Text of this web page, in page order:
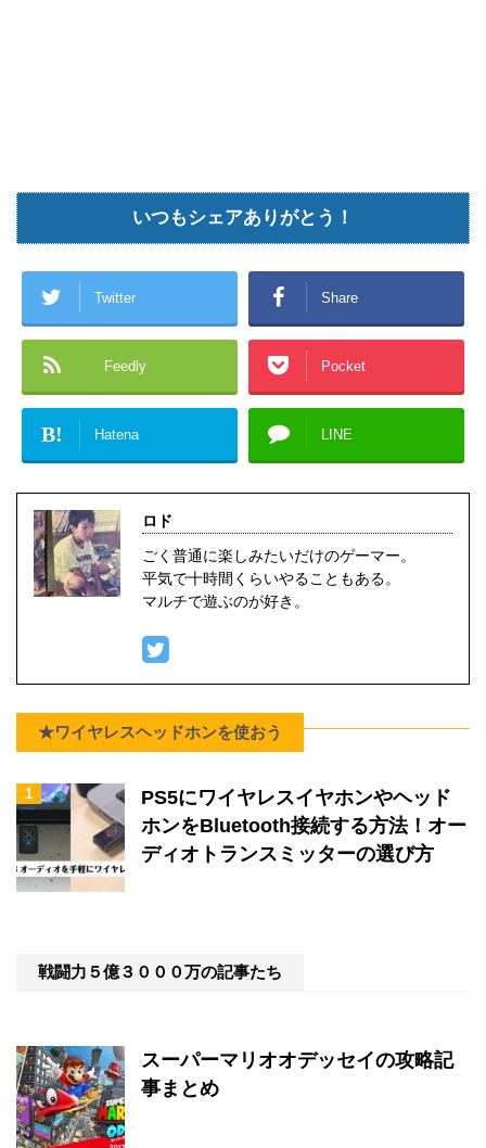
いつもシェアありがとう！
Twitter Share
Feedly Pocket
B! Hatena LINE
ロド
ごく普通に楽しみたいだけのゲーマー。
平気で十時間くらいやることもある。
マルチで遊ぶのが好き。
★ワイヤレスヘッドホンを使おう
1
PS5にワイヤレスイヤホンやヘッド
ホンをBluetooth接続する方法！オー
ディオトランスミッターの選び方
戦闘力５億３０００万の記事たち
スーパーマリオオデッセイの攻略記
事まとめ